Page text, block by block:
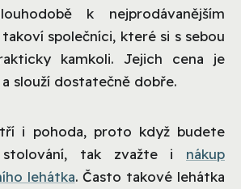
k nejprodávanějším
společníci, které si s sebou
kamkoli. Jejich cena je
slouží dostatečně dobře.
i pohoda, proto když budete
tak zvažte i nákup
lehátka. Často takové lehátka